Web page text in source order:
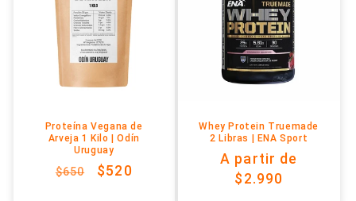
Proteína Vegana de
Arveja 1 Kilo | Odín
Uruguay
Precio
$650
Precio
$520
Whey Protein Truemade
2 Libras | ENA Sport
Precio
habitual
A partir de
$2.990